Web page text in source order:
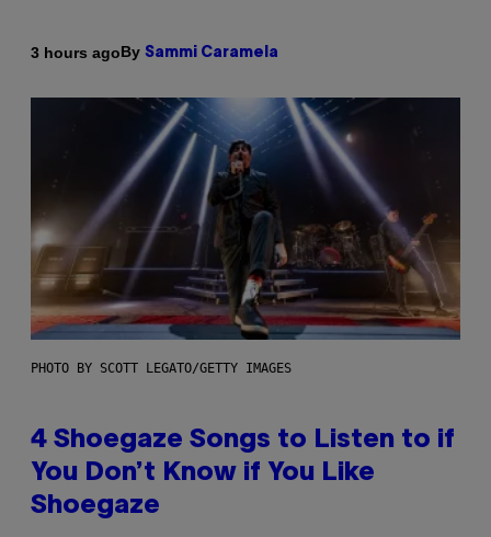
3 hours agoBy Sammi Caramela
PHOTO BY SCOTT LEGATO/GETTY IMAGES
4 Shoegaze Songs to Listen to if
You Don’t Know if You Like
Shoegaze